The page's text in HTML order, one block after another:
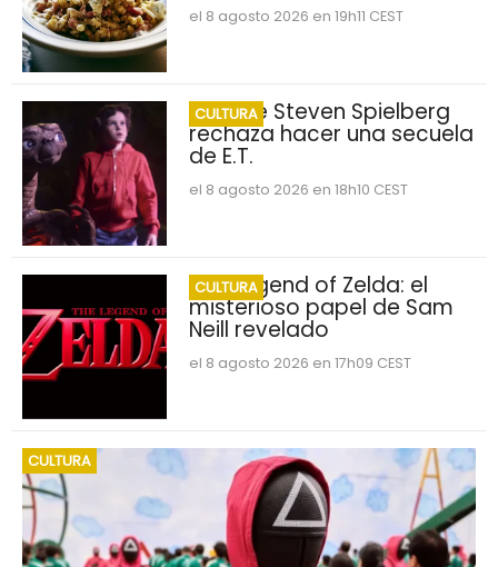
el 8 agosto 2026 en 19h11 CEST
CULTURA
Por qué Steven Spielberg
rechaza hacer una secuela
de E.T.
el 8 agosto 2026 en 18h10 CEST
CULTURA
The Legend of Zelda: el
misterioso papel de Sam
Neill revelado
el 8 agosto 2026 en 17h09 CEST
CULTURA